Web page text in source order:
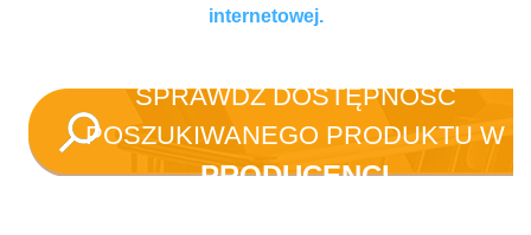
internetowej.
SPRAWDŹ DOSTĘPNOŚĆ
POSZUKIWANEGO PRODUKTU W
PRODUCENCI